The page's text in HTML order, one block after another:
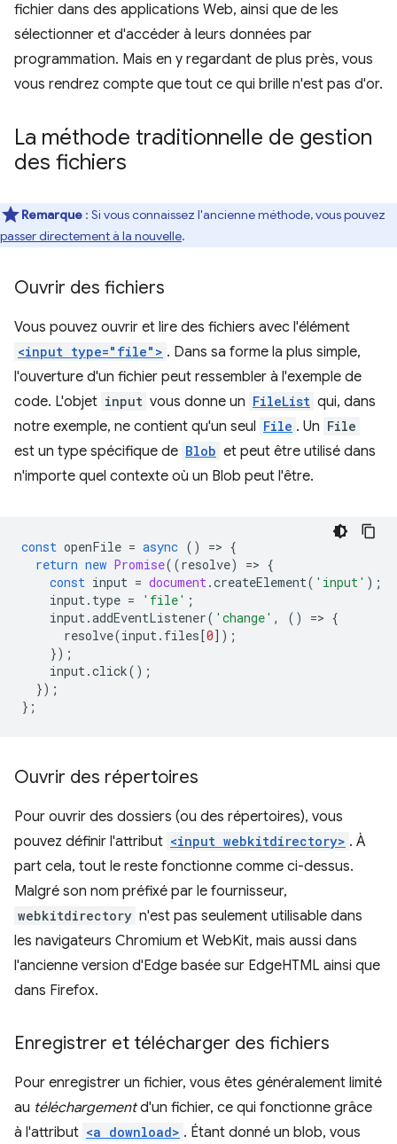
fichier dans des applications Web, ainsi que de les
sélectionner et d'accéder à leurs données par
programmation. Mais en y regardant de plus près, vous
vous rendrez compte que tout ce qui brille n'est pas d'or.
La méthode traditionnelle de gestion
des fichiers
Remarque : Si vous connaissez l'ancienne méthode, vous pouvez
passer directement à la nouvelle.
Ouvrir des fichiers
Vous pouvez ouvrir et lire des fichiers avec l'élément
<input type="file"> . Dans sa forme la plus simple,
l'ouverture d'un fichier peut ressembler à l'exemple de
code. L'objet input vous donne un FileList qui, dans
notre exemple, ne contient qu'un seul File . Un File
est un type spécifique de Blob et peut être utilisé dans
n'importe quel contexte où un Blob peut l'être.
const openFile = async () => {
return new Promise((resolve) => {
const input = document.createElement( 'input' );
input. type = 'file' ;
input.addEventListener( 'change' , () => {
resolve(input. files[0]);
});
input.click();
});
};
Ouvrir des répertoires
Pour ouvrir des dossiers (ou des répertoires), vous
pouvez définir l'attribut <input webkitdirectory> . À
part cela, tout le reste fonctionne comme ci-dessus.
Malgré son nom préfixé par le fournisseur,
webkitdirectory n'est pas seulement utilisable dans
les navigateurs Chromium et WebKit, mais aussi dans
l'ancienne version d'Edge basée sur EdgeHTML ainsi que
dans Firefox.
Enregistrer et télécharger des fichiers
Pour enregistrer un fichier, vous êtes généralement limité
au téléchargementd'un fichier, ce qui fonctionne grâce
à l'attribut <a download> . Étant donné un blob, vous